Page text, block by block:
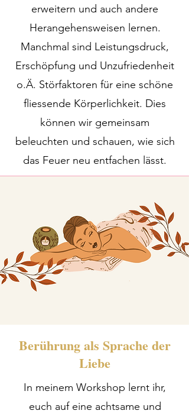
erweitern und auch andere
Herangehensweisen lernen.
Manchmal sind Leistungsdruck,
Erschöpfung und Unzufriedenheit
o.Ä. Störfaktoren für eine schöne
fliessende Körperlichkeit. Dies
können wir gemeinsam
beleuchten und schauen, wie sich
das Feuer neu entfachen lässt.
Berührung als Sprache der
Liebe
In meinem Workshop lernt ihr,
euch auf eine achtsame und